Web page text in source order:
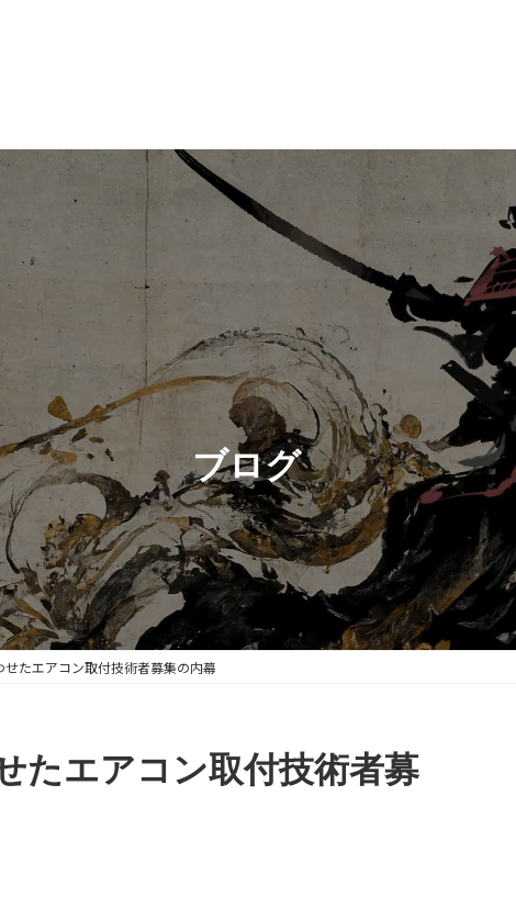
ブログ
たエアコン取付技術者募集の内幕
たエアコン取付技術者募